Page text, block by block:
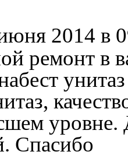
2014 в
ремонт в
уровне.
Спасибо